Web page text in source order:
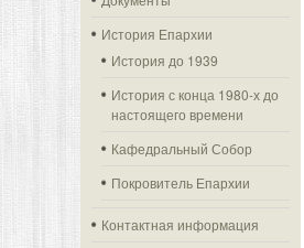
История Епархии
История до 1939
История с конца 1980-х до
настоящего времени
Кафедральный Собор
Покровитель Епархии
Контактная информация